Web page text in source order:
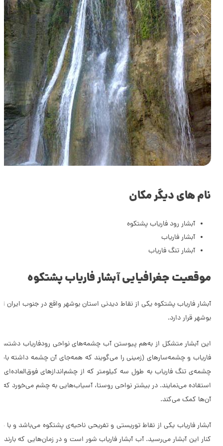
نام های دیگر مکان
آبشار رود فاریاب پشتکوه
آبشار فاریاب
آبشار تنگ فاریاب
موقعیت جغرافیایی آبشار فاریاب پشتکوه
بوشهر قرار دارد.
این آبشار متشکل از به‌هم پیوستن آب چشمه‌های نواحی رودفاریاب
فاریاب و چشمه‌سارهای (زمینی را می‌گویند که همه‌جای آن چشمه داشته
چشمه‌ی تنگ فاریاب به طول سه کیلومتر که از چشم‌اندازهای فوق‌العاده‌ای
استفاده می‌نمایند. در بیشتر نواحی روستا، آسیاب‌هایی به چشم می‌خورد که
آن‌ها کمک می‌کند.
آبشار فاریاب یکی از نقاط توریستی و تفریحی ناحیه‌ی پشتکوه می‌باشد و
کنار این آبشار می‌رسید. آب آبشار فاریاب شور است و در زمان‌هایی که